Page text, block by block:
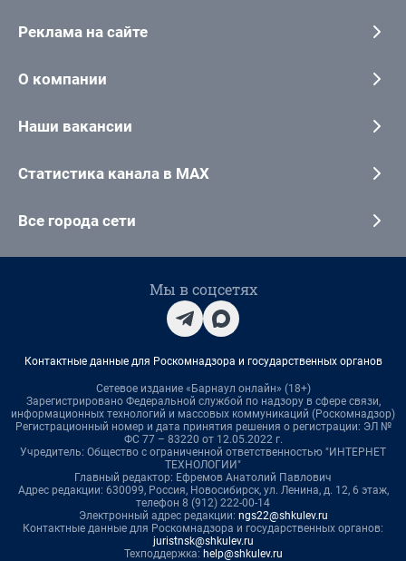
Реклама на сайте
О компании
Наши вакансии
Статистика канала в MAX
Все города сети
Мы в соцсетях
Контактные данные для Роскомнадзора и государственных органов
Сетевое издание «Барнаул онлайн» (18+)
Зарегистрировано Федеральной службой по надзору в сфере связи,
информационных технологий и массовых коммуникаций (Роскомнадзор)
Регистрационный номер и дата принятия решения о регистрации: ЭЛ №
ФС 77 – 83220 от 12.05.2022 г.
Учредитель: Общество с ограниченной ответственностью "ИНТЕРНЕТ
ТЕХНОЛОГИИ"
Главный редактор: Ефремов Анатолий Павлович
Адрес редакции: 630099, Россия, Новосибирск, ул. Ленина, д. 12, 6 этаж,
телефон 8 (912) 222-00-14
Электронный адрес редакции: ngs22@shkulev.ru
Контактные данные для Роскомнадзора и государственных органов:
juristnsk@shkulev.ru
Техподдержка: help@shkulev.ru